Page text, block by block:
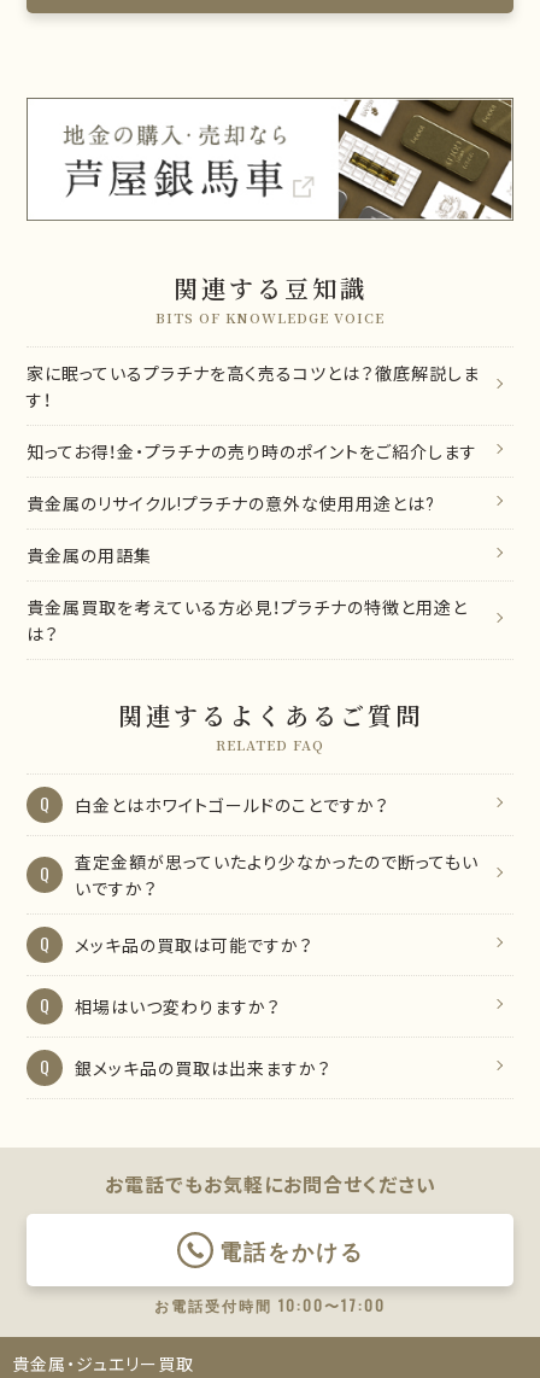
関連する豆知識
BITS OF KNOWLEDGE VOICE
家に眠っているプラチナを高く売るコツとは？徹底解説しま
す！
知ってお得！金・プラチナの売り時のポイントをご紹介します
貴金属のリサイクル!プラチナの意外な使用用途とは?
貴金属の用語集
貴金属買取を考えている方必見！プラチナの特徴と用途と
は？
関連するよくあるご質問
RELATED FAQ
白金とはホワイトゴールドのことですか？
査定金額が思っていたより少なかったので断ってもい
いですか？
メッキ品の買取は可能ですか？
相場はいつ変わりますか？
銀メッキ品の買取は出来ますか？
お電話でもお気軽にお問合せください
電話をかける
お電話受付時間 10:00〜17:00
貴金属・ジュエリー買取